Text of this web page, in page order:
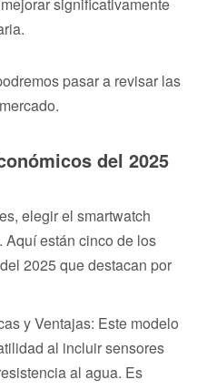
pasar a revisar las
del 2025
elegir el smartwatch
están cinco de los
2025 que destacan por
y Ventajas: Este modelo
al incluir sensores
al agua. Es